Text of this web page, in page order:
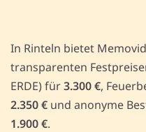
In Rinteln bietet
transparenten
ERDE) für3.300 €,
2.350 € und anonyme
1.900 €.